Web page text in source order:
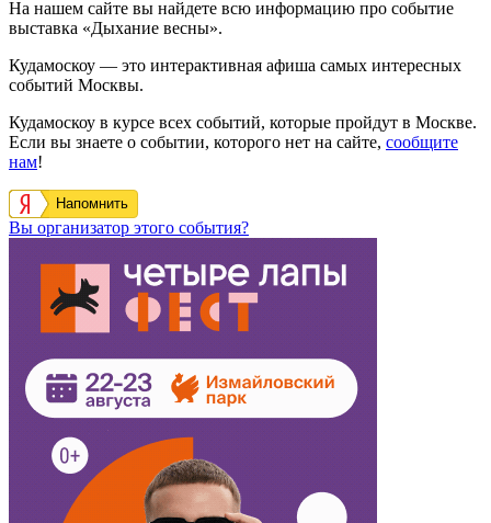
2026-06-26 2026-09-27
Москва, ул. Дольская, д.1
Выставка «Семья – душа России» 2026
выставка, на которой представлены работы участников
Всероссийского конкурса художественных работ…
https://schema.org/InStock 2026-08-04T09:39:00+03:00
На нашем сайте вы найдете всю информацию про событие
выставка «Дыхание весны».
Кудамоскоу — это интерактивная афиша самых интересных
событий Москвы.
Кудамоскоу в курсе всех событий, которые пройдут в Москве.
Если вы знаете о событии, которого нет на сайте,